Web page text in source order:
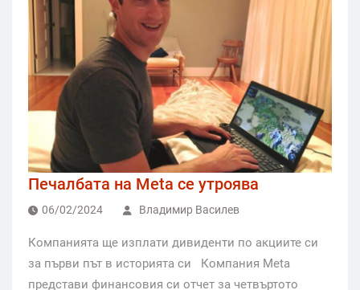
Печалбата на Meta се утроява
06/02/2024 Владимир Василев
Компанията ще изплати дивиденти по акциите си
за първи път в историята си Компания Meta
представи финансовия си отчет за четвъртото